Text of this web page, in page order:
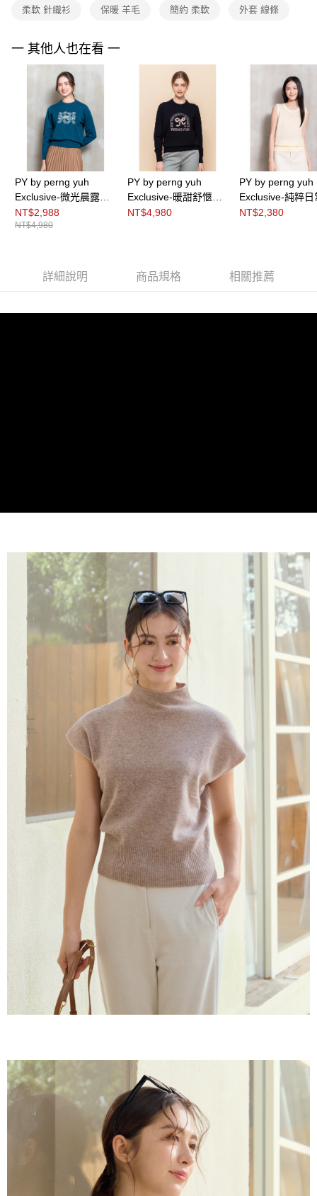
請求用戶進行身份認證。
柔軟 針織衫 保暖 羊毛 簡約 柔軟 外套 線條
一 其他人也在看 一
PY by perng yuh
Exclusive-微光晨露結
刺繡引塔夏針織衫
NT$2,988
NT$4,980
PY by perng yuh
Exclusive-暖甜舒愜緹
花珠飾針織衫
NT$4,980
PY by perng yuh
Exclusive-純粹日
色圓領無袖針織
NT$2,380
詳細說明 商品規格 相關推薦